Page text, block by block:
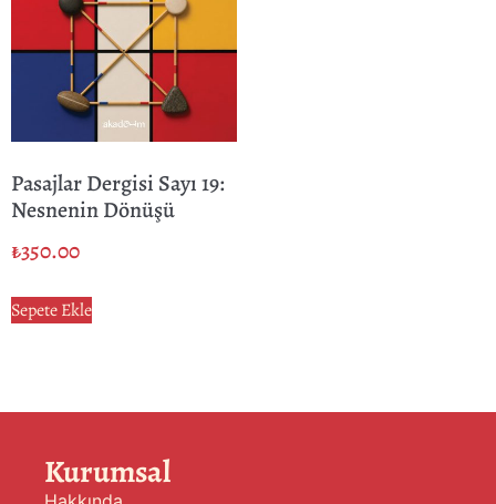
Pasajlar Dergisi Sayı 19:
Nesnenin Dönüşü
₺350.00
Sepete Ekle
Kurumsal